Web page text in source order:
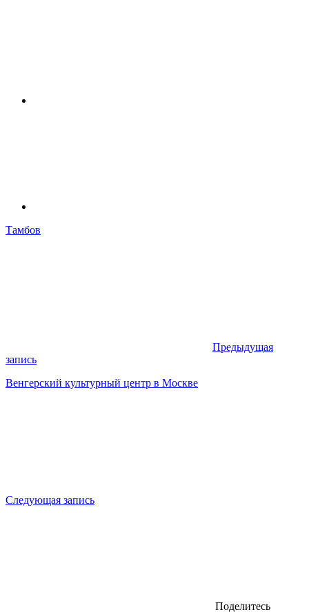
Тамбов
Предыдущая
запись
Венгерский культурный центр в Москве
Следующая запись
Поделитесь